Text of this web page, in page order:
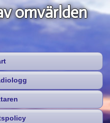
omvärlden